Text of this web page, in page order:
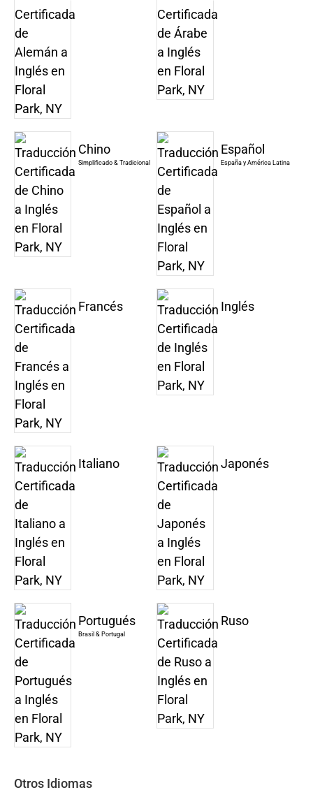
Chino
Simplificado & Tradicional
Español
España y América Latina
Francés Inglés
Italiano Japonés
Portugués
Brasil & Portugal
Ruso
Otros Idiomas